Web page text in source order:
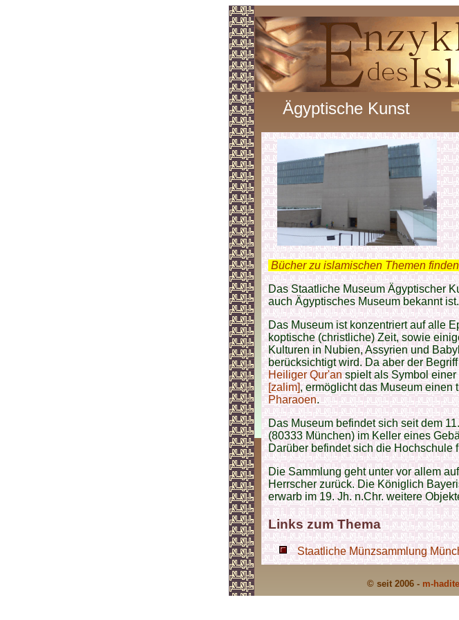
Ägyptische Kunst
Bücher zu islamischen Themen
Das Staatliche Museum Ägyptischer
auch Ägyptisches Museum bekannt ist.
Das Museum ist konzentriert auf alle
koptische (christliche) Zeit, sowie
Kulturen in Nubien, Assyrien und
berücksichtigt wird. Da aber der
Heiliger Qur'anspielt als Symbol
[zalim], ermöglicht das Museum einen
Pharaoen.
Das Museum befindet sich seit dem
(80333 München) im Keller eines
Darüber befindet sich die Hochschule
Die Sammlung geht unter vor allem
Herrscher zurück. Die Königlich
erwarb im 19. Jh. n.Chr. weitere
Links zum Thema
Staatliche Münzsammlung
© seit 2006 - m-